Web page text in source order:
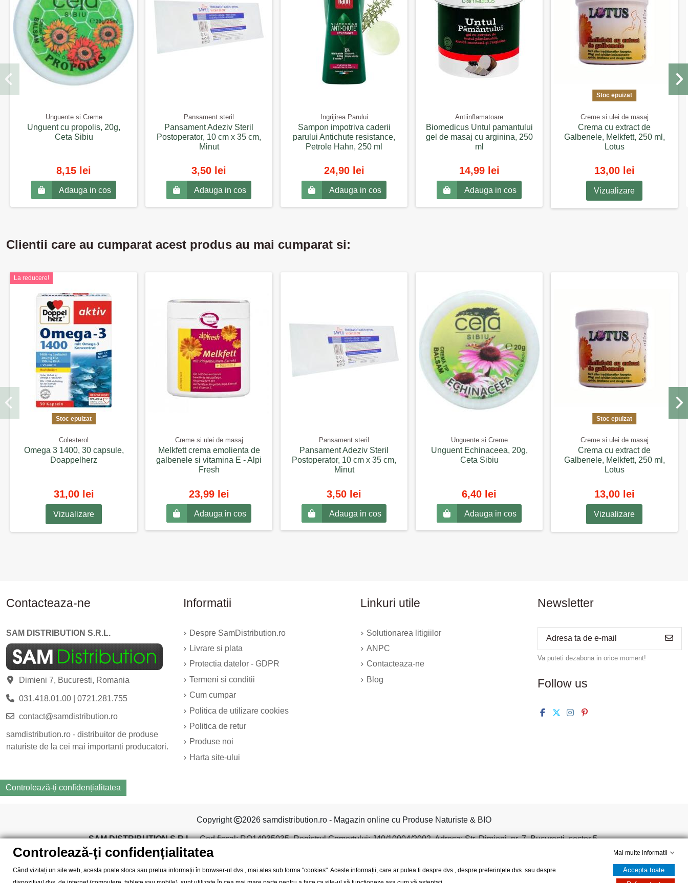
Unguente si Creme
Unguent cu propolis, 20g,
Ceta Sibiu
8,15 lei
Adauga in cos
Pansament steril
Pansament Adeziv Steril
Postoperator, 10 cm x 35 cm,
Minut
3,50 lei
Adauga in cos
Ingrijirea Parului
Sampon impotriva caderii
parului Antichute resistance,
Petrole Hahn, 250 ml
24,90 lei
Adauga in cos
Antiinflamatoare
Biomedicus Untul pamantului
gel de masaj cu arginina, 250
ml
14,99 lei
Adauga in cos
Stoc epuizat
Creme si ulei de masaj
Crema cu extract de
Galbenele, Melkfett, 250 ml,
Lotus
13,00 lei
Vizualizare
Clientii care au cumparat acest produs au mai cumparat si:
La reducere!
Stoc epuizat
Colesterol
Omega 3 1400, 30 capsule,
Doappelherz
31,00 lei
Vizualizare
Creme si ulei de masaj
Melkfett crema emolienta de
galbenele si vitamina E - Alpi
Fresh
23,99 lei
Adauga in cos
Pansament steril
Pansament Adeziv Steril
Postoperator, 10 cm x 35 cm,
Minut
3,50 lei
Adauga in cos
Unguente si Creme
Unguent Echinaceea, 20g,
Ceta Sibiu
6,40 lei
Adauga in cos
Stoc epuizat
Creme si ulei de masaj
Crema cu extract de
Galbenele, Melkfett, 250 ml,
Lotus
13,00 lei
Vizualizare
Contacteaza-ne
SAM DISTRIBUTION S.R.L.
Dimieni 7, Bucuresti, Romania
031.418.01.00| 0721.281.755
contact@samdistribution.ro
samdistribution.ro - distribuitor de produse
naturiste de la cei mai importanti producatori.
Informatii
Despre SamDistribution.ro
Livrare si plata
Protectia datelor - GDPR
Termeni si conditii
Cum cumpar
Politica de utilizare cookies
Politica de retur
Produse noi
Harta site-ului
Linkuri utile
Solutionarea litigiilor
ANPC
Contacteaza-ne
Blog
Newsletter
Va puteti dezabona in orice moment!
Follow us
Controlează-ți confidențialitatea
Copyright 2026 samdistribution.ro - Magazin online cu Produse Naturiste & BIO
SAM DISTRIBUTION S.R.L.- Cod fiscal: RO14935035, Registrul Comertului: J40/10004/2002, Adresa: Str. Dimieni, nr. 7, Bucuresti, sector 5.
Controlează-ți confidențialitatea
Când vizitați un site web, acesta poate stoca sau prelua informații în browser-ul dvs., mai ales sub forma "cookies". Aceste informații, care ar putea fi despre dvs., despre preferințele dvs. sau despre
Mai multe informatii
Accepta toate